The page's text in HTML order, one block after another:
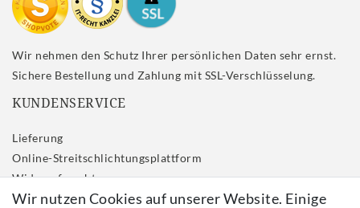
Wir nehmen den Schutz Ihrer persönlichen Daten sehr ernst.
Sichere Bestellung und Zahlung mit SSL-Verschlüsselung.
KUNDENSERVICE
Lieferung
Online-Streitschlichtungsplattform
Widerrufs­recht
Impressum
Wir nutzen Cookies auf unserer Website. Einige